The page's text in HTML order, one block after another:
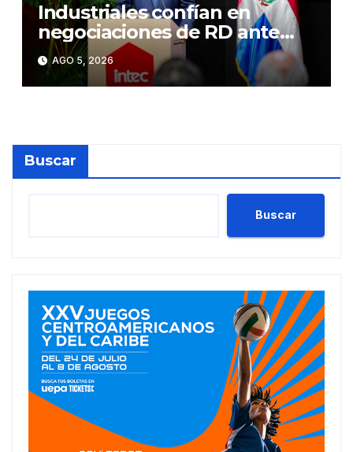
Industriales confían en
negociaciones de RD ante
políticas arancelarias de EE.
UU
AGO 5, 2026
Buscar
Buscar